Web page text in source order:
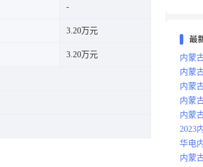
3.20万元
3.20万元
最
内蒙
内蒙
内蒙
内蒙
内蒙
2023
华电
内蒙